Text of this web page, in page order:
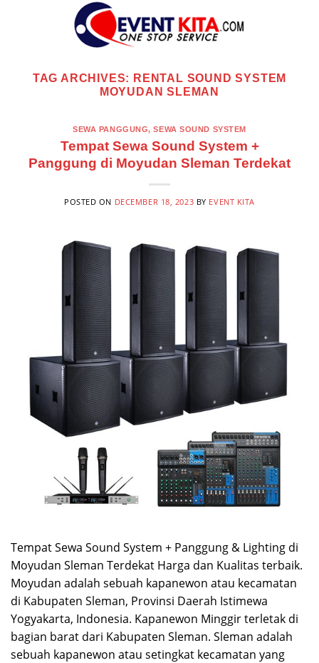
TAG ARCHIVES: RENTAL SOUND SYSTEM
MOYUDAN SLEMAN
SEWA PANGGUNG,SEWA SOUND SYSTEM
Tempat Sewa Sound System +
Panggung di Moyudan Sleman Terdekat
POSTED ON DECEMBER 18, 2023 BY EVENT KITA
Tempat Sewa Sound System + Panggung & Lighting di
Moyudan Sleman Terdekat Harga dan Kualitas terbaik.
Moyudan adalah sebuah kapanewon atau kecamatan
di Kabupaten Sleman, Provinsi Daerah Istimewa
Yogyakarta, Indonesia. Kapanewon Minggir terletak di
bagian barat dari Kabupaten Sleman. Sleman adalah
sebuah kapanewon atau setingkat kecamatan yang